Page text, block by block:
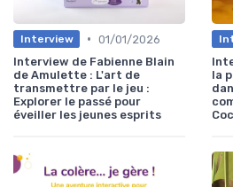
Interview • 01/01/2026
Interview de Fabienne Blain
de Amulette : L'art de
transmettre par le jeu :
Explorer le passé pour
éveiller les jeunes esprits
la